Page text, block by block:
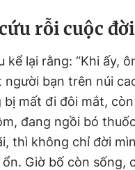
rỗi cuộc đời
kể lại rằng: “Khi ấy,
bạn trên núi
bị mất đi đôi mắt,
đang ngồi bó
thì không chỉ đời
Giờ bố còn sống,